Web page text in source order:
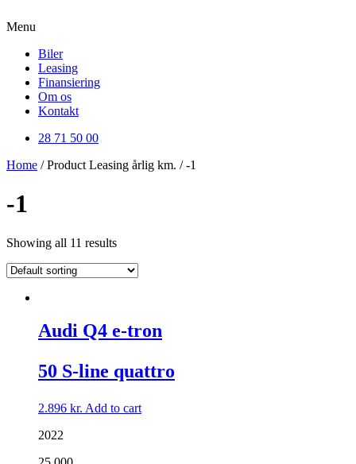
Menu
Biler
Leasing
Finansiering
Om os
Kontakt
28 71 50 00
Home / Product Leasing årlig km. / -1
-1
Showing all 11 results
Audi Q4 e-tron
50 S-line quattro
2.896 kr. Add to cart
2022